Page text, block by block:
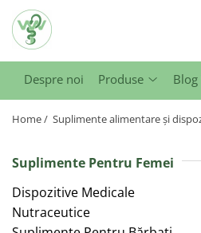
Produse
Suplimente Pentru Femei
Despre noi Produse Blog
Home / Suplimente alimentare și
Suplimente Pentru Femei
Dispozitive Medicale
Nutraceutice